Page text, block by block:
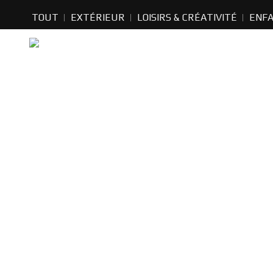
TOUT EXTÉRIEUR LOISIRS & CRÉATIVITÉ